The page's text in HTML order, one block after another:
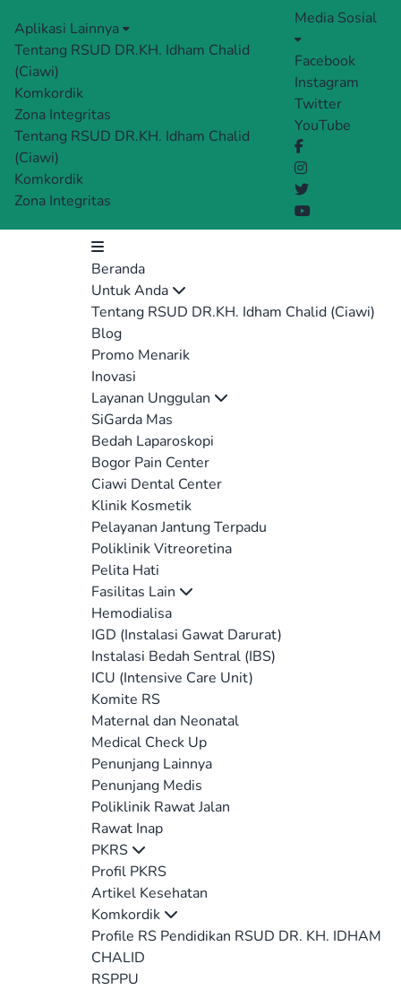
Aplikasi Lainnya
Tentang RSUD DR.KH. Idham Chalid
(Ciawi)
Komkordik
Zona Integritas
Tentang RSUD DR.KH. Idham Chalid
(Ciawi)
Komkordik
Zona Integritas
Media Sosial
Facebook
Instagram
Twitter
YouTube
Beranda
Untuk Anda
Tentang RSUD DR.KH. Idham Chalid (Ciawi)
Blog
Promo Menarik
Inovasi
Layanan Unggulan
SiGarda Mas
Bedah Laparoskopi
Bogor Pain Center
Ciawi Dental Center
Klinik Kosmetik
Pelayanan Jantung Terpadu
Poliklinik Vitreoretina
Pelita Hati
Fasilitas Lain
Hemodialisa
IGD (Instalasi Gawat Darurat)
Instalasi Bedah Sentral (IBS)
ICU (Intensive Care Unit)
Komite RS
Maternal dan Neonatal
Medical Check Up
Penunjang Lainnya
Penunjang Medis
Poliklinik Rawat Jalan
Rawat Inap
PKRS
Profil PKRS
Artikel Kesehatan
Komkordik
Profile RS Pendidikan RSUD DR. KH. IDHAM
CHALID
RSPPU